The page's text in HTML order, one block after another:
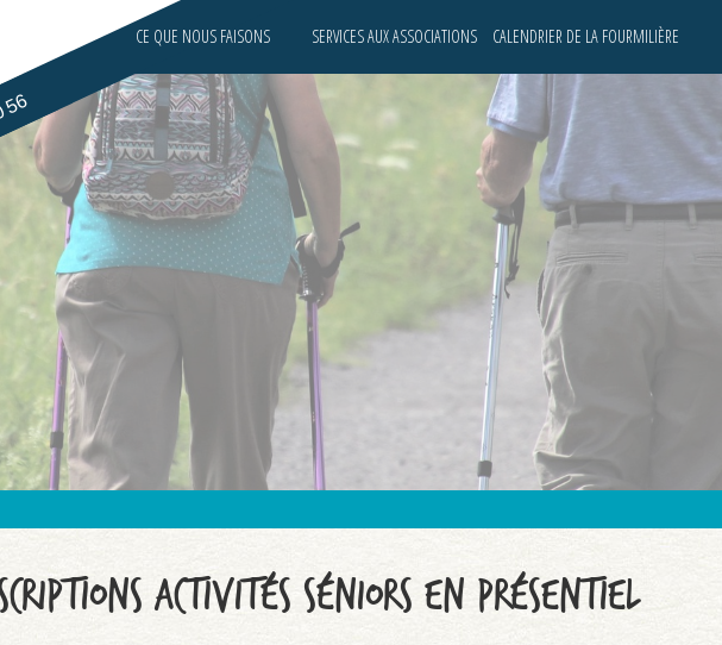
CE QUE NOUS FAISONS SERVICES AUX ASSOCIATIONS CALENDRIER DE LA FOURMILIÈRE
ACTIVITÉS SÉNIORS EN PRÉSENTIEL